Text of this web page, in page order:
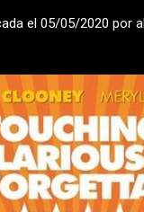
el 05/05/2020 por